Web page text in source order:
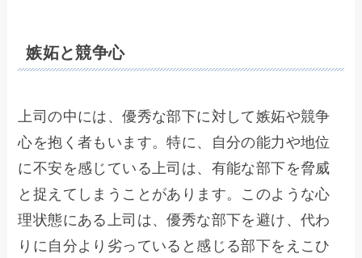
嫉妬と競争心
上司の中には、優秀な部下に対して嫉妬や競争
心を抱く者もいます。特に、自分の能力や地位
に不安を感じている上司は、有能な部下を脅威
と捉えてしまうことがあります。このような心
理状態にある上司は、優秀な部下を避け、代わ
りに自分より劣っていると感じる部下をえこひ